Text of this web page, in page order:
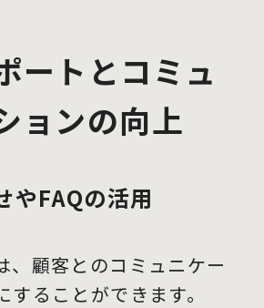
ートとコミュ
ョンの向上
やFAQの活用
、顧客とのコミュニケー
することができます。